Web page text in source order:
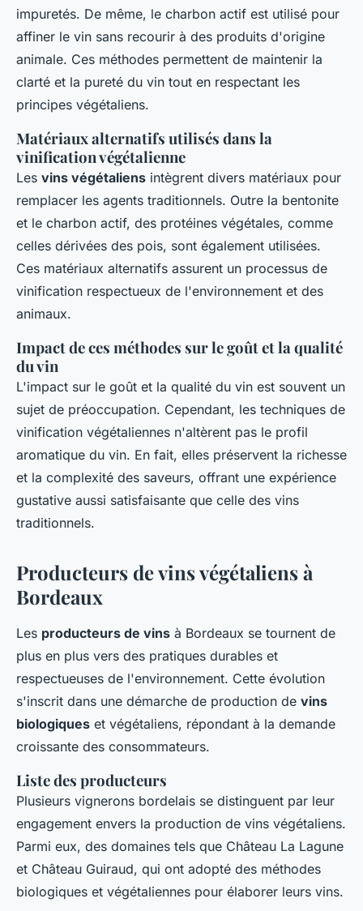
impuretés. De même, le charbon actif est utilisé pour
affiner le vin sans recourir à des produits d'origine
animale. Ces méthodes permettent de maintenir la
clarté et la pureté du vin tout en respectant les
principes végétaliens.
Matériaux alternatifs utilisés dans la
vinification végétalienne
Les vins végétaliens intègrent divers matériaux pour
remplacer les agents traditionnels. Outre la bentonite
et le charbon actif, des protéines végétales, comme
celles dérivées des pois, sont également utilisées.
Ces matériaux alternatifs assurent un processus de
vinification respectueux de l'environnement et des
animaux.
Impact de ces méthodes sur le goût et la qualité
du vin
L'impact sur le goût et la qualité du vin est souvent un
sujet de préoccupation. Cependant, les techniques de
vinification végétaliennes n'altèrent pas le profil
aromatique du vin. En fait, elles préservent la richesse
et la complexité des saveurs, offrant une expérience
gustative aussi satisfaisante que celle des vins
traditionnels.
Producteurs de vins végétaliens à
Bordeaux
Les producteurs de vins à Bordeaux se tournent de
plus en plus vers des pratiques durables et
respectueuses de l'environnement. Cette évolution
s'inscrit dans une démarche de production de vins
biologiques et végétaliens, répondant à la demande
croissante des consommateurs.
Liste des producteurs
Plusieurs vignerons bordelais se distinguent par leur
engagement envers la production de vins végétaliens.
Parmi eux, des domaines tels que Château La Lagune
et Château Guiraud, qui ont adopté des méthodes
biologiques et végétaliennes pour élaborer leurs vins.